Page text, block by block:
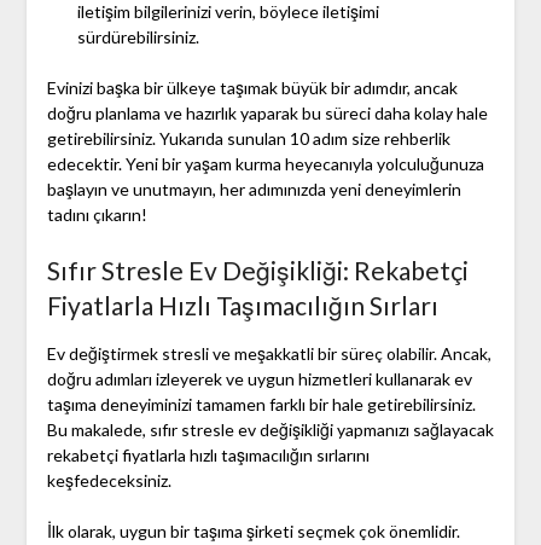
iletişim bilgilerinizi verin, böylece iletişimi
sürdürebilirsiniz.
Evinizi başka bir ülkeye taşımak büyük bir adımdır, ancak
doğru planlama ve hazırlık yaparak bu süreci daha kolay hale
getirebilirsiniz. Yukarıda sunulan 10 adım size rehberlik
edecektir. Yeni bir yaşam kurma heyecanıyla yolculuğunuza
başlayın ve unutmayın, her adımınızda yeni deneyimlerin
tadını çıkarın!
Sıfır Stresle Ev Değişikliği: Rekabetçi
Fiyatlarla Hızlı Taşımacılığın Sırları
Ev değiştirmek stresli ve meşakkatli bir süreç olabilir. Ancak,
doğru adımları izleyerek ve uygun hizmetleri kullanarak ev
taşıma deneyiminizi tamamen farklı bir hale getirebilirsiniz.
Bu makalede, sıfır stresle ev değişikliği yapmanızı sağlayacak
rekabetçi fiyatlarla hızlı taşımacılığın sırlarını
keşfedeceksiniz.
İlk olarak, uygun bir taşıma şirketi seçmek çok önemlidir.